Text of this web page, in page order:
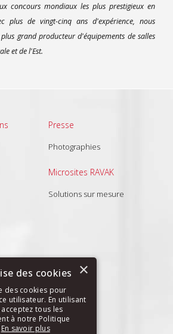
concours mondiaux les plus prestigieux en
plus de vingt-cinq ans d'expérience, nous
grand producteur d'équipements de salles
et de l'Est.
Presse
Photographies
Microsites RAVAK
Solutions sur mesure
×
des cookies
des cookies pour
utilisateur. En utilisant
tous les
à notre Politique
En savoir plus